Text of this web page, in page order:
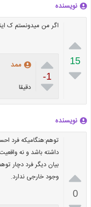
نویسنده

15

اگر من میدونستم ک

-1

ممد
دقیقا
نویسنده

0
توهم:هنگامیکه فرد
داشته باشد و نه
بیان دیگر فرد دچار
وجود خارجی ندارد.